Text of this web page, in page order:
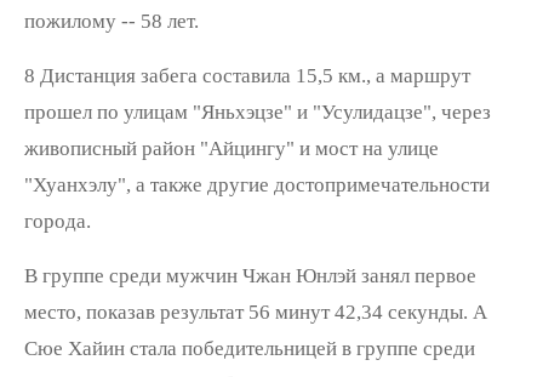
пожилому -- 58 лет.
8 Дистанция забега составила 15,5 км., а маршрут
прошел по улицам "Яньхэцзе" и "Усулидацзе", через
живописный район "Айцингу" и мост на улице
"Хуанхэлу", а также другие достопримечательности
города.
В группе среди мужчин Чжан Юнлэй занял первое
место, показав результат 56 минут 42,34 секунды. А
Сюе Хайин стала победительницей в группе среди